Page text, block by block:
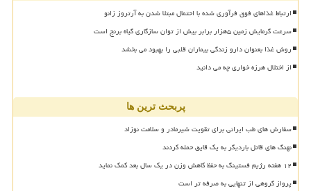
ارتباط غذاهای فوق فرآوری شده با احتمال مبتلا شدن به آرتروز زانو
سرعت گرمایش زمین ۵هزار برابر بیش از توان سازگاری گیاه برنج است
روش غذا بعنوان دارو زندگی بیماران قلبی را بهبود می بخشد
از اختلال هرزه خواری چه می دانید
پربحث ترین ها
سفارش های طب ایرانی برای تقویت شیرمادر و سلامت نوزاد
نهنگ های قاتل باردیگر به یک قایق حمله کردند
۱۲ هفته رژیم فستینگ به حفظ کاهش وزن در یک سال بعد کمک نماید
پرواز گروهی از تنهایی به صرفه تر است